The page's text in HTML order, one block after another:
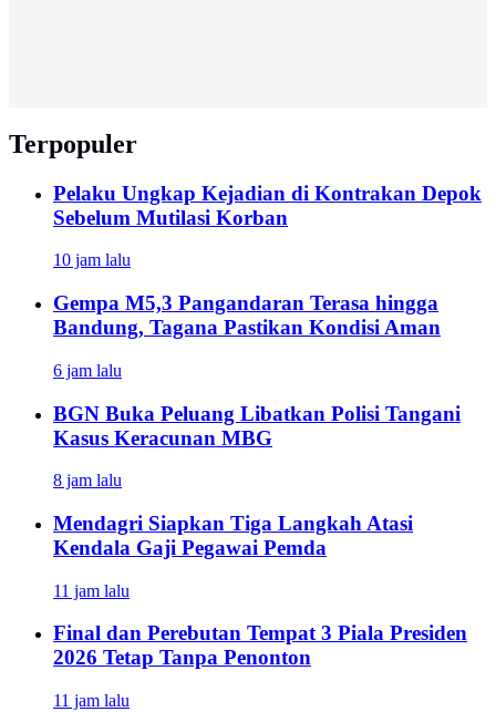
Terpopuler
Pelaku Ungkap Kejadian di Kontrakan Depok
Sebelum Mutilasi Korban
10 jam lalu
Gempa M5,3 Pangandaran Terasa hingga
Bandung, Tagana Pastikan Kondisi Aman
6 jam lalu
BGN Buka Peluang Libatkan Polisi Tangani
Kasus Keracunan MBG
8 jam lalu
Mendagri Siapkan Tiga Langkah Atasi
Kendala Gaji Pegawai Pemda
11 jam lalu
Final dan Perebutan Tempat 3 Piala Presiden
2026 Tetap Tanpa Penonton
11 jam lalu